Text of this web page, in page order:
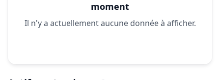
moment
Il n'y a actuellement aucune donnée à afficher.